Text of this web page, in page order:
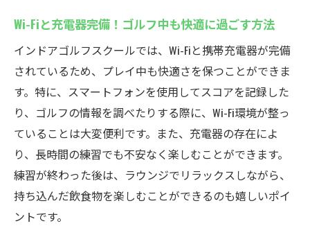
Wi-Fiと充電器完備！ゴルフ中も快適に過ごす方法
インドアゴルフスクールでは、Wi-Fiと携帯充電器が完備
されているため、プレイ中も快適さを保つことができま
す。特に、スマートフォンを使用してスコアを記録した
り、ゴルフの情報を調べたりする際に、Wi-Fi環境が整っ
ていることは大変便利です。また、充電器の存在によ
り、長時間の練習でも不安なく楽しむことができます。
練習が終わった後は、ラウンジでリラックスしながら、
持ち込んだ飲食物を楽しむことができるのも嬉しいポイ
ントです。